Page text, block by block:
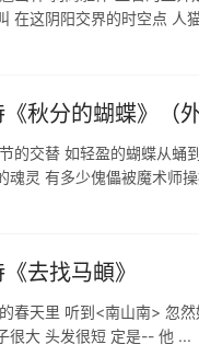
在这阴阳交界的时空点 人
秋分的蝴蝶》（外
的交替 如轻盈的蝴蝶从
魂灵 有多少傀儡被魔术师
去找马頔》
春天里 听到<南山南> 忽
很大 头发很短 定是-- 他 ...